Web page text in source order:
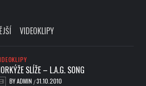
VIDEOKLIPY
SLÍŽE – L.A.G. SONG
BYADMIN /31.10.2010